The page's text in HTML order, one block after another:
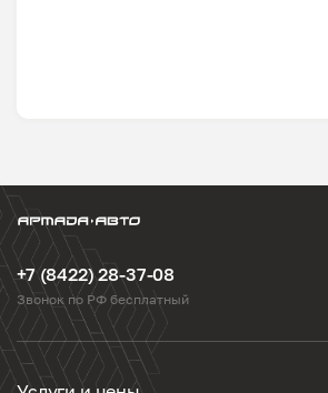
+7 (8422) 28-37-08
Звонок по РФ бесплатный